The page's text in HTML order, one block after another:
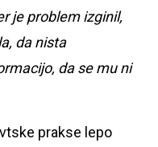
je problem izginil,
da nista
da se mu ni
prakse lepo